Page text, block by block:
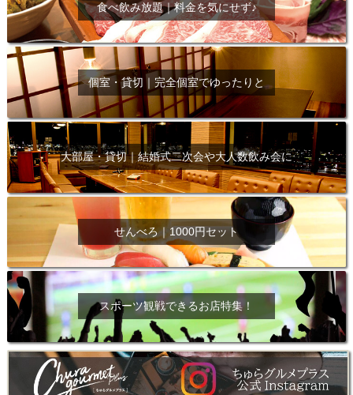
食べ飲み放題｜料金を気にせず♪
個室・貸切｜完全個室でゆったりと
大部屋・貸切｜結婚式二次会や大人数飲み会に
せんべろ｜1000円セット
スポーツ観戦できるお店特集！